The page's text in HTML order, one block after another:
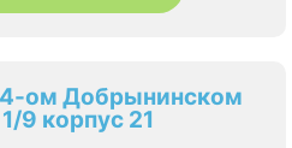
ом Добрынинском
9 корпус 21